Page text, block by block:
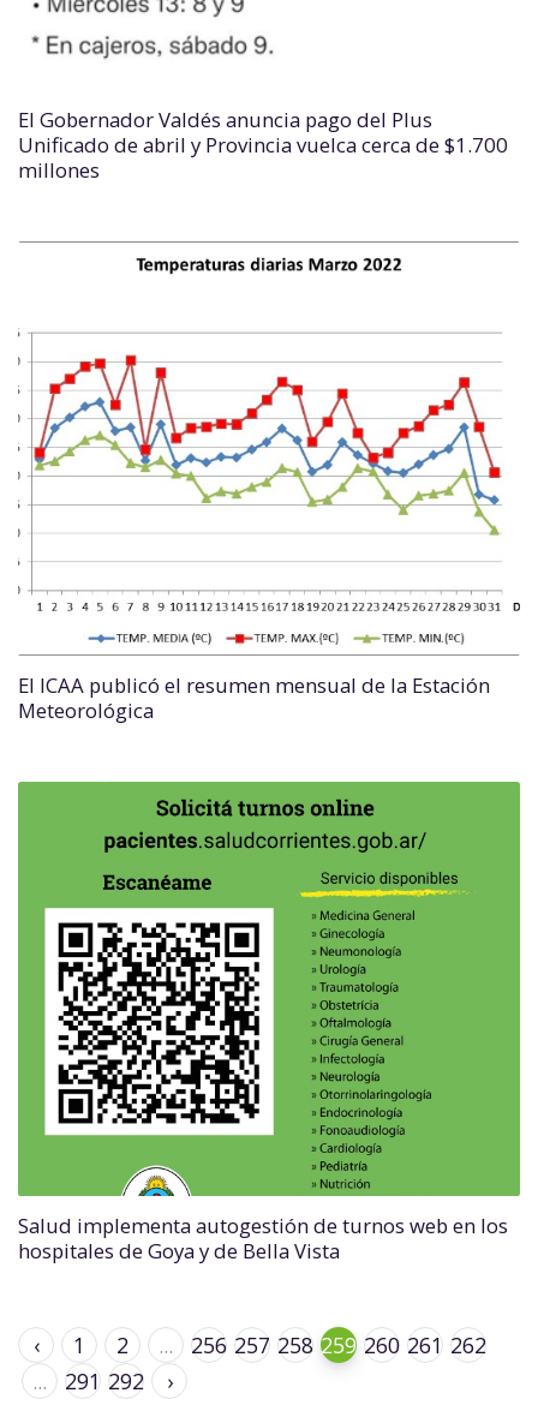
El Gobernador Valdés anuncia pago del Plus
Unificado de abril y Provincia vuelca cerca de $1.700
millones
El ICAA publicó el resumen mensual de la Estación
Meteorológica
Salud implementa autogestión de turnos web en los
hospitales de Goya y de Bella Vista
‹ 1 2 ... 256 257 258 259 260 261 262
...
291 292 ›